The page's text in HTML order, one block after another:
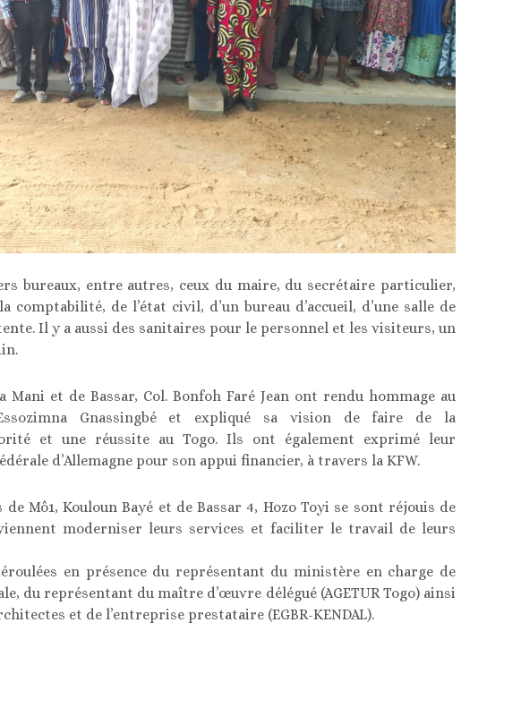
bureaux, entre autres, ceux du maire, du secrétaire particulier,
comptabilité, de l’état civil, d’un bureau d’accueil, d’une salle de
Il y a aussi des sanitaires pour le personnel et les visiteurs, un
Mani et de Bassar, Col. Bonfoh Faré Jean ont rendu hommage au
Gnassingbé et expliqué sa vision de faire de la
et une réussite au Togo. Ils ont également exprimé leur
d’Allemagne pour son appui financier, à travers la KFW.
Mô1, Kouloun Bayé et de Bassar 4, Hozo Toyi se sont réjouis de
moderniser leurs services et faciliter le travail de leurs
en présence du représentant du ministère en charge de
du représentant du maître d’œuvre délégué (AGETUR Togo) ainsi
et de l’entreprise prestataire (EGBR-KENDAL).